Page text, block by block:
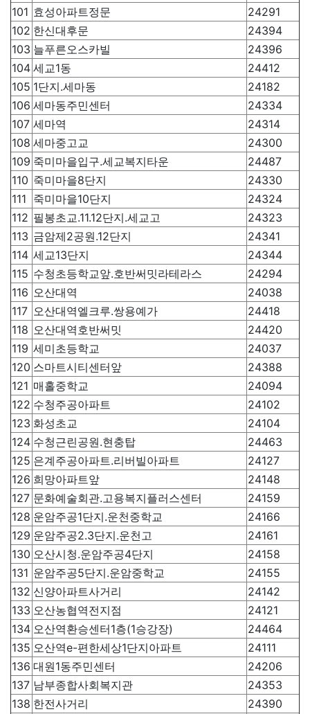
101 효성아파트정문
24291
102 한신대후문
24394
103 늘푸른오스카빌
24396
104 세교1동
24412
105 1단지.세마동
24182
106 세마동주민센터
24334
107 세마역
24314
108 세마중고교
24300
109 죽미마을입구.세교복지타운
24487
110 죽미마을8단지
24330
111 죽미마을10단지
24324
112 필봉초교.11.12단지.세교고
24323
113 금암제2공원.12단지
24341
114 세교13단지
24344
115 수청초등학교앞.호반써밋라테라스
24294
116 오산대역
24038
117 오산대역엘크루.쌍용예가
24418
118 오산대역호반써밋
24420
119 세미초등학교
24037
120 스마트시티센터앞
24388
121 매홀중학교
24094
122 수청주공아파트
24102
123 화성초교
24104
124 수청근린공원.현충탑
24463
125 은계주공아파트.리버빌아파트
24127
126 희망아파트앞
24148
127 문화예술회관.고용복지플러스센터
24159
128 운암주공1단지.운천중학교
24166
129 운암주공2.3단지.운천고
24161
130 오산시청.운암주공4단지
24158
131 운암주공5단지.운암중학교
24155
132 신양아파트사거리
24142
133 오산농협역전지점
24121
134 오산역환승센터1층(1승강장)
24464
135 오산역e-편한세상1단지아파트
24111
136 대원1동주민센터
24206
137 남부종합사회복지관
24353
138 한전사거리
24390